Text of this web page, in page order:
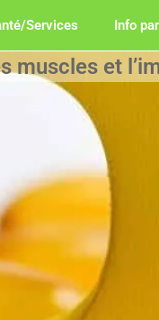
Services Info
muscles et